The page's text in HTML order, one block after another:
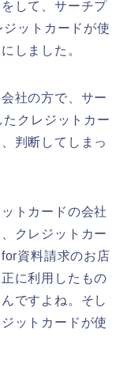
して、サーチプ
ットカードが使
しました。
社の方で、サー
クレジットカー
判断してしまっ
トカードの会社
クレジットカー
資料請求のお店
に利用したもの
ですよね。そし
ットカードが使